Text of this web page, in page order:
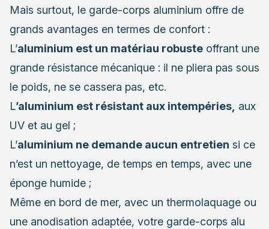
Mais surtout, le garde-corps aluminium offre de
grands avantages en termes de confort :
L’aluminium est un matériau robuste offrant une
grande résistance mécanique : il ne pliera pas sous
le poids, ne se cassera pas, etc.
L’aluminium est résistant aux intempéries, aux
UV et au gel ;
L’aluminium ne demande aucun entretien si ce
n’est un nettoyage, de temps en temps, avec une
éponge humide ;
Même en bord de mer, avec un thermolaquage ou
une anodisation adaptée, votre garde-corps alu